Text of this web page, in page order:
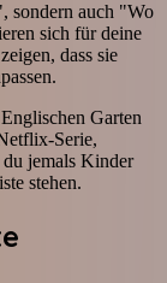
sondern auch "Wo
sich für deine
dass sie
Garten
Serie,
du jemals Kinder
stehen.